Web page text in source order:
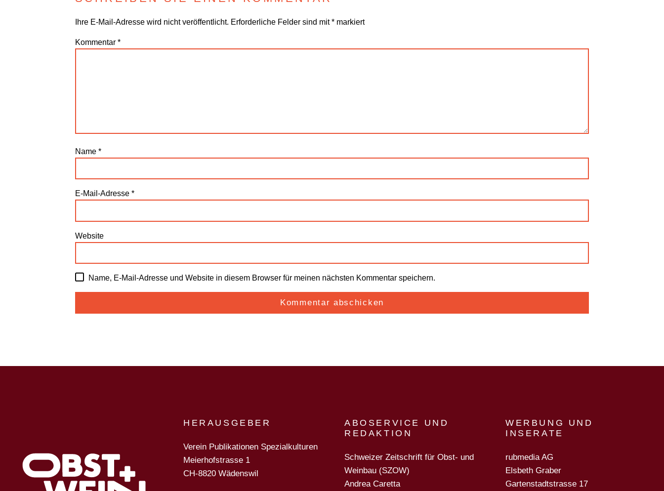
Ihre E-Mail-Adresse wird nicht veröffentlicht. Erforderliche Felder sind mit* markiert
Kommentar *
Name *
E-Mail-Adresse *
Website
Name, E-Mail-Adresse und Website in diesem Browser für meinen nächsten Kommentar speichern.
HERAUSGEBER
Verein Publikationen Spezialkulturen
Meierhofstrasse 1
CH-8820 Wädenswil
ABOSERVICE UND
REDAKTION
Schweizer Zeitschrift für Obst- und
Weinbau (SZOW)
Andrea Caretta
WERBUNG UND
INSERATE
rubmedia AG
Elsbeth Graber
Gartenstadtstrasse 17